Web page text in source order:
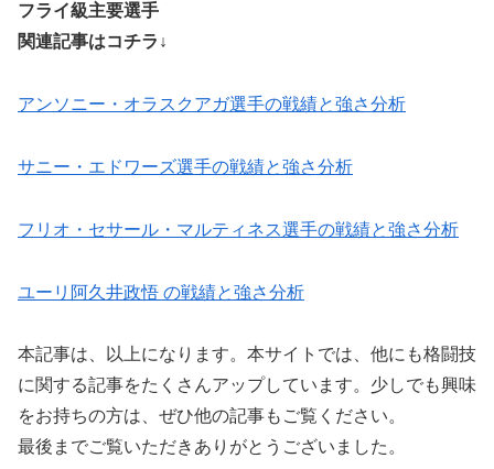
フライ級主要選手
関連記事はコチラ↓
アンソニー・オラスクアガ選手の戦績と強さ分析
サニー・エドワーズ選手の戦績と強さ分析
フリオ・セサール・マルティネス選手の戦績と強さ分析
ユーリ阿久井政悟 の戦績と強さ分析
本記事は、以上になります。本サイトでは、他にも格闘技
に関する記事をたくさんアップしています。少しでも興味
をお持ちの方は、ぜひ他の記事もご覧ください。
最後までご覧いただきありがとうございました。